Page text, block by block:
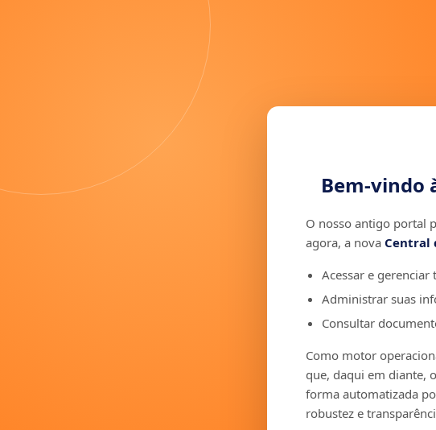
Bem-vindo
O nosso antigo portal
agora, a nova Central
Acessar e gerenciar
Administrar suas
Consultar
Como motor
que, daqui em diante,
forma automatizada
robustez e